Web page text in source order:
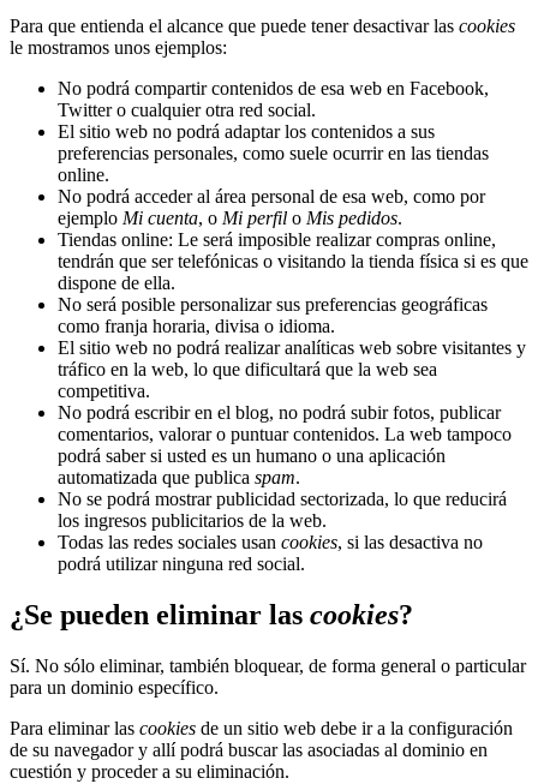
Para que entienda el alcance que puede tener desactivar las cookies
le mostramos unos ejemplos:
No podrá compartir contenidos de esa web en Facebook,
Twitter o cualquier otra red social.
El sitio web no podrá adaptar los contenidos a sus
preferencias personales, como suele ocurrir en las tiendas
online.
No podrá acceder al área personal de esa web, como por
ejemplo Mi cuenta, o Mi perfil o Mis pedidos.
Tiendas online: Le será imposible realizar compras online,
tendrán que ser telefónicas o visitando la tienda física si es que
dispone de ella.
No será posible personalizar sus preferencias geográficas
como franja horaria, divisa o idioma.
El sitio web no podrá realizar analíticas web sobre visitantes y
tráfico en la web, lo que dificultará que la web sea
competitiva.
No podrá escribir en el blog, no podrá subir fotos, publicar
comentarios, valorar o puntuar contenidos. La web tampoco
podrá saber si usted es un humano o una aplicación
automatizada que publica spam.
No se podrá mostrar publicidad sectorizada, lo que reducirá
los ingresos publicitarios de la web.
Todas las redes sociales usan cookies, si las desactiva no
podrá utilizar ninguna red social.
¿Se pueden eliminar las cookies?
Sí. No sólo eliminar, también bloquear, de forma general o particular
para un dominio específico.
Para eliminar las cookies de un sitio web debe ir a la configuración
de su navegador y allí podrá buscar las asociadas al dominio en
cuestión y proceder a su eliminación.